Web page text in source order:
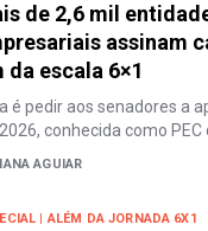
de 2,6 mil
assinam
da escala 6×1
é pedir aos senadores a
conhecida como PEC
AGUIAR
| ALÉM DA JORNADA 6X1